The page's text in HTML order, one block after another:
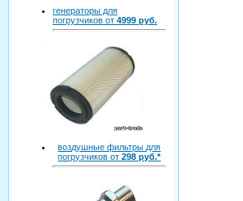
генераторы для
погрузчиков от 4999 руб.
воздушные фильтры для
погрузчиков от298 руб.*